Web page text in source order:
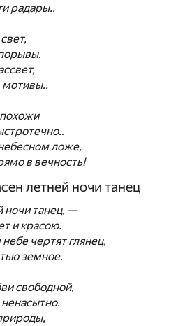
радары..
мотивы..
ложе,
в вечность!
летней ночи танец
ночи танец, —
и красою.
чертят глянец,
земное.
свободной,